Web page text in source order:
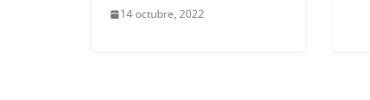
14 octubre, 2022